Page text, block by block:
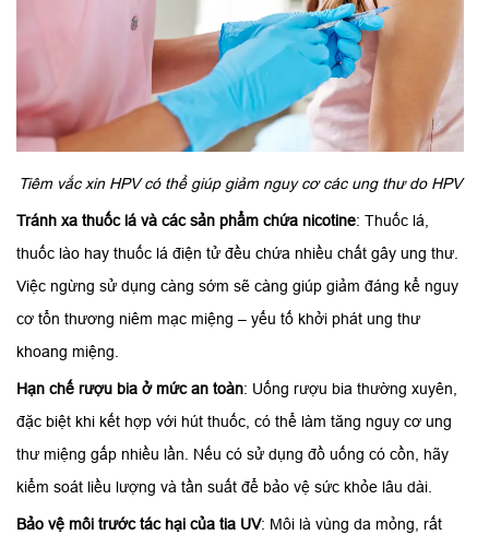
Tiêm vắc xin HPV có thể giúp giảm nguy cơ các ung thư do HPV
Tránh xa thuốc lá và các sản phẩm chứa nicotine: Thuốc lá,
thuốc lào hay thuốc lá điện tử đều chứa nhiều chất gây ung thư.
Việc ngừng sử dụng càng sớm sẽ càng giúp giảm đáng kể nguy
cơ tổn thương niêm mạc miệng – yếu tố khởi phát ung thư
khoang miệng.
Hạn chế rượu bia ở mức an toàn: Uống rượu bia thường xuyên,
đặc biệt khi kết hợp với hút thuốc, có thể làm tăng nguy cơ ung
thư miệng gấp nhiều lần. Nếu có sử dụng đồ uống có cồn, hãy
kiểm soát liều lượng và tần suất để bảo vệ sức khỏe lâu dài.
Bảo vệ môi trước tác hại của tia UV: Môi là vùng da mỏng, rất